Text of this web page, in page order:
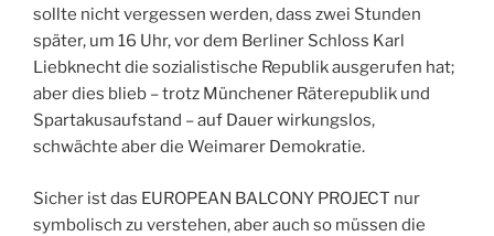
sollte nicht vergessen werden, dass zwei Stunden
später, um 16 Uhr, vor dem Berliner Schloss Karl
Liebknecht die sozialistische Republik ausgerufen hat;
aber dies blieb – trotz Münchener Räterepublik und
Spartakusaufstand – auf Dauer wirkungslos,
schwächte aber die Weimarer Demokratie.
Sicher ist das EUROPEAN BALCONY PROJECT nur
symbolisch zu verstehen, aber auch so müssen die